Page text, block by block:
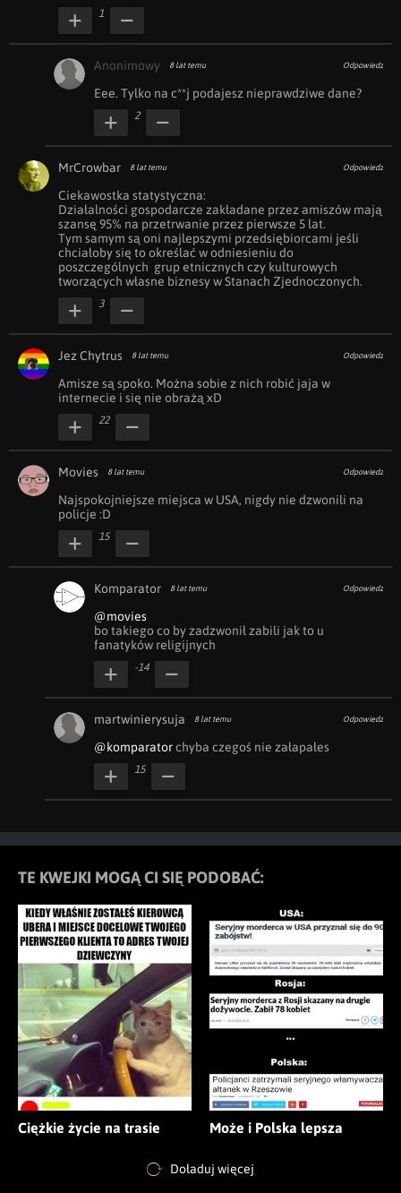
1
Anonimowy 8 lat temu Odpowiedz
Eee. Tylko na c**j podajesz nieprawdziwe dane?
2
MrCrowbar 8 lat temu Odpowiedz
Ciekawostka statystyczna:
Działalności gospodarcze zakładane przez amiszów mają
szansę 95% na przetrwanie przez pierwsze 5 lat.
Tym samym są oni najlepszymi przedsiębiorcami jeśli
chciałoby się to określać w odniesieniu do
poszczególnych  grup etnicznych czy kulturowych
tworzących własne biznesy w Stanach Zjednoczonych.
3
Jez Chytrus 8 lat temu Odpowiedz
Amisze są spoko. Można sobie z nich robić jaja w
internecie i się nie obrażą xD
22
Movies 8 lat temu Odpowiedz
Najspokojniejsze miejsca w USA, nigdy nie dzwonili na
policje :D
15
Komparator 8 lat temu Odpowiedz
@movies
bo takiego co by zadzwonił zabili jak to u
fanatyków religijnych
-14
martwinierysuja 8 lat temu Odpowiedz
@komparator chyba czegoś nie załapałes
15
TE KWEJKI MOGĄ CI SIĘ PODOBAĆ:
Ciężkie życie na trasie Może i Polska lepsza
Doładuj więcej